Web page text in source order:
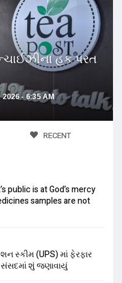
હક પરત
- 6:35 AM
RECENT
public is at God’s mercy
samples are not
સ્કીમ (UPS) માં ફેરફાર
શું જણાવાયું